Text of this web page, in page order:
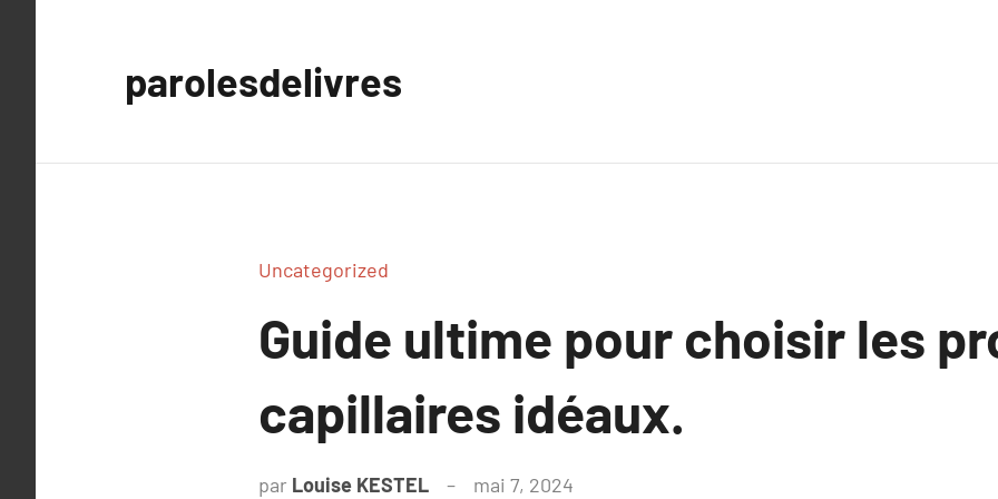
parolesdelivres
Uncategorized
Guide ultime pour choisir les
capillaires idéaux.
par Louise KESTEL mai 7, 2024